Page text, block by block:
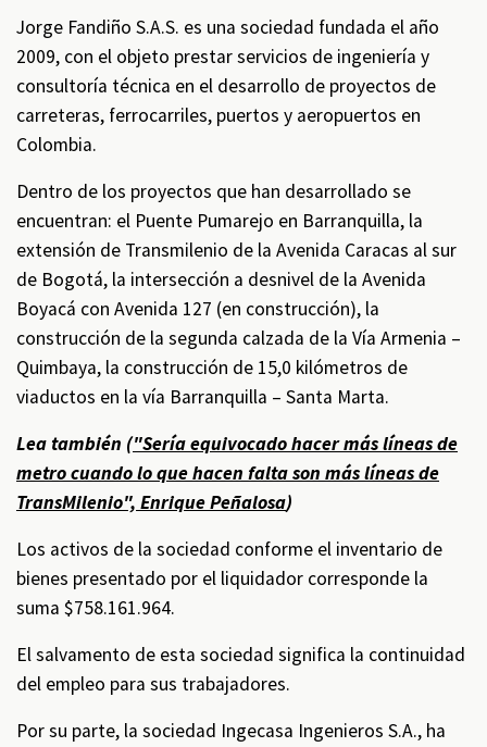
Jorge Fandiño S.A.S. es una sociedad fundada el año
2009, con el objeto prestar servicios de ingeniería y
consultoría técnica en el desarrollo de proyectos de
carreteras, ferrocarriles, puertos y aeropuertos en
Colombia.
Dentro de los proyectos que han desarrollado se
encuentran: el Puente Pumarejo en Barranquilla, la
extensión de Transmilenio de la Avenida Caracas al sur
de Bogotá, la intersección a desnivel de la Avenida
Boyacá con Avenida 127 (en construcción), la
construcción de la segunda calzada de la Vía Armenia –
Quimbaya, la construcción de 15,0 kilómetros de
viaductos en la vía Barranquilla – Santa Marta.
Lea también ("Sería equivocado hacer más líneas de
metro cuando lo que hacen falta son más líneas de
TransMilenio", Enrique Peñalosa)
Los activos de la sociedad conforme el inventario de
bienes presentado por el liquidador corresponde la
suma $758.161.964.
El salvamento de esta sociedad significa la continuidad
del empleo para sus trabajadores.
Por su parte, la sociedad Ingecasa Ingenieros S.A., ha